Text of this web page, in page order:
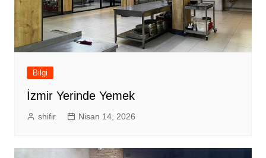
Bilgi
İzmir Yerinde Yemek
shifir Nisan 14, 2026